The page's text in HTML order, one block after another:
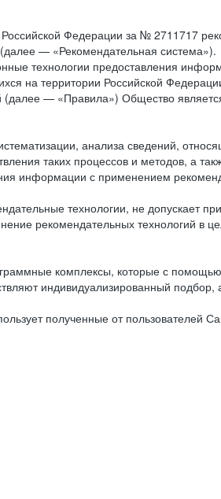
Федерации за № 2711717
— «Рекомендательная система»).
технологии предоставления
на территории Российской
— «Правила») Общество
анализа сведений,
таких процессов и методов, а
информации с применением
технологии, не допускает
рекомендательных технологий в
комплексы, которые с
индивидуализированный
полученные от пользователей